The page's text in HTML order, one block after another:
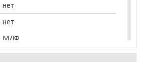
нет
нет
МДФ
да